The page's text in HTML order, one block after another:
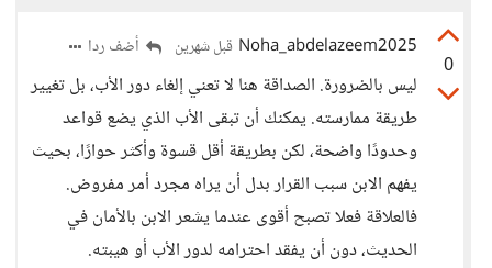
0
Noha_abdelazeem2025 قبل شهرين أضف ردا
ليس بالضرورة. الصداقة هنا لا تعني إلغاء دور الأب، بل تغيير
طريقة ممارسته. يمكنك أن تبقى الأب الذي يضع قواعد
وحدودًا واضحة، لكن بطريقة أقل قسوة وأكثر حوارًا، بحيث
يفهم الابن سبب القرار بدل أن يراه مجرد أمر مفروض.
فالعلاقة فعلا تصبح أقوى عندما يشعر الابن بالأمان في
الحديث، دون أن يفقد احترامه لدور الأب أو هيبته.